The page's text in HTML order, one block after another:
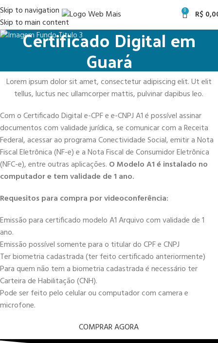
Skip to navigation
Skip to main content
0 R$
Certificado Digital em
Guará
Lorem ipsum dolor sit amet, consectetur adipiscing elit. Ut elit
tellus, luctus nec ullamcorper mattis, pulvinar dapibus leo.
Com o Certificado Digital e-CPF e e-CNPJ A1 é possível assinar
documentos com validade jurídica, se comunicar com a Receita
Federal, acessar ao programa Conectividade Social, emitir a Nota
Fiscal Eletrônica (NF-e) e a Nota Fiscal de Consumidor Eletrônica
(NFC-e), entre outras aplicações. O Modelo A1 é instalado no
computador e tem validade de 1 ano.
Requesitos para compra por videoconferência:
Emissão para certificado modelo A1 Arquivo com validade de 1
ano.
Emissão possível somente para o titular do CPF e CNPJ
Ter biometria cadastrada (ter feito certificado anteriormente)
Para quem não tem a biometria cadastrada é necessário ter
Carteira de Habilitação (CNH).
Pode ser feito pelo celular ou computador com camera e
microfone.
COMPRAR AGORA